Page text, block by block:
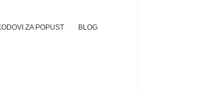
ZA POPUST BLOG